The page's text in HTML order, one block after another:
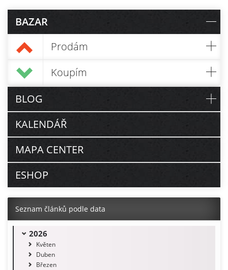
BAZAR
Prodám
Koupím
BLOG
KALENDÁŘ
MAPA CENTER
ESHOP
Seznam článků podle data
2026
Květen
Duben
Březen